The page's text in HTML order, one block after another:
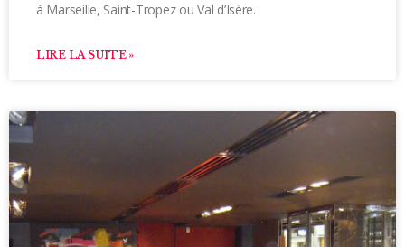
à Marseille, Saint-Tropez ou Val d’Isère.
LIRE LA SUITE »